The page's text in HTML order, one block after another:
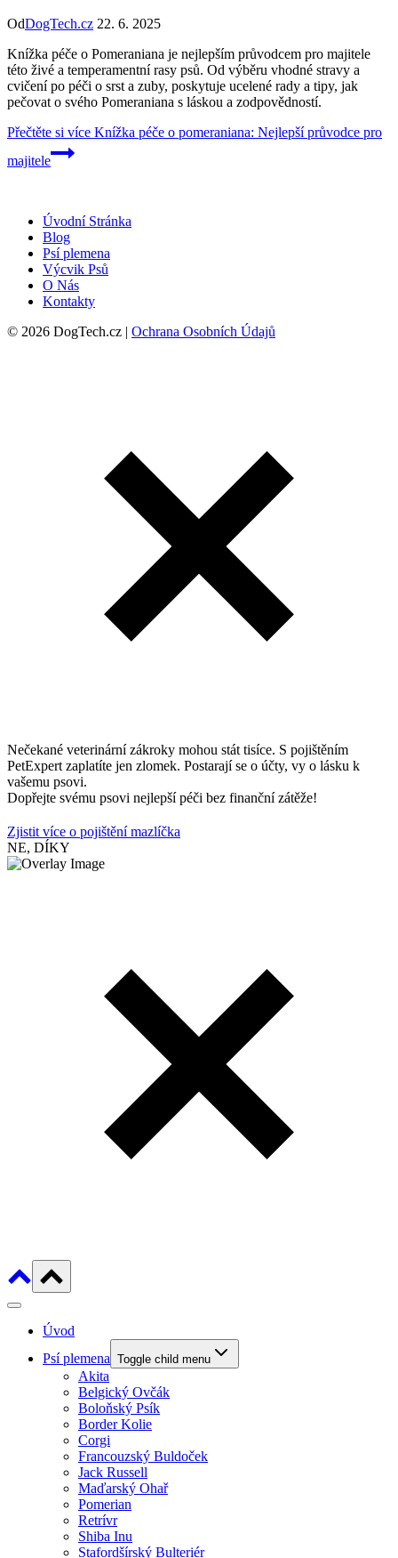
OdDogTech.cz 22. 6. 2025
Knížka péče o Pomeraniana je nejlepším průvodcem pro majitele
této živé a temperamentní rasy psů. Od výběru vhodné stravy a
cvičení po péči o srst a zuby, poskytuje ucelené rady a tipy, jak
pečovat o svého Pomeraniana s láskou a zodpovědností.
Přečtěte si více Knížka péče o pomeraniana: Nejlepší průvodce pro
majitele
Úvodní Stránka
Blog
Psí plemena
Výcvik Psů
O Nás
Kontakty
© 2026 DogTech.cz | Ochrana Osobních Údajů
Nečekané veterinární zákroky mohou stát tisíce. S pojištěním
PetExpert zaplatíte jen zlomek. Postarají se o účty, vy o lásku k
vašemu psovi.
Dopřejte svému psovi nejlepší péči bez finanční zátěže!
Zjistit více o pojištění mazlíčka
NE, DÍKY
Úvod
Psí plemena Toggle child menu
Akita
Belgický Ovčák
Boloňský Psík
Border Kolie
Corgi
Francouzský Buldoček
Jack Russell
Maďarský Ohař
Pomerian
Retrívr
Shiba Inu
Stafordšírský Bulteriér